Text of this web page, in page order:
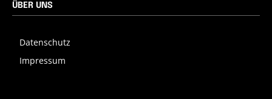
ÜBER UNS
Datenschutz
Impressum